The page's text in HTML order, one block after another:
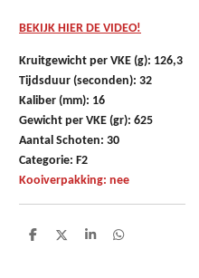
BEKIJK HIER DE VIDEO!
Kruitgewicht per VKE (g): 126,3
Tijdsduur (seconden): 32
Kaliber (mm): 16
Gewicht per VKE (gr): 625
Aantal Schoten: 30
Categorie: F2
Kooiverpakking: nee
D
D
S
D